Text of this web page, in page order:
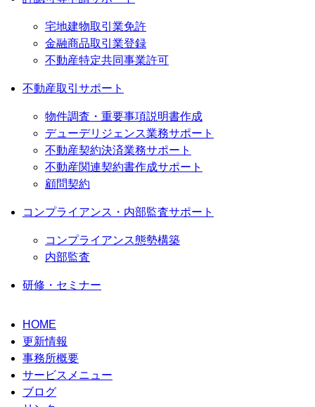
宅地建物取引業免許
金融商品取引業登録
不動産特定共同事業許可
不動産取引サポート
物件調査・重要事項説明書作成
デューデリジェンス業務サポート
不動産契約決済業務サポート
不動産関連契約書作成サポート
顧問契約
コンプライアンス・内部監査サポート
コンプライアンス態勢構築
内部監査
研修・セミナー
HOME
更新情報
事務所概要
サービスメニュー
ブログ